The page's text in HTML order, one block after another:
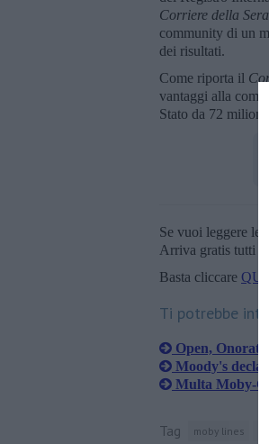
Corriere della
community di un
dei risultati.
Come riporta il
vantaggi alla
Stato da 72
Se vuoi leggere
Arriva gratis tutti i
Basta cliccare QUI
Ti potrebbe
Open, Onorato
Moody's
Multa Moby-
Tag moby lines